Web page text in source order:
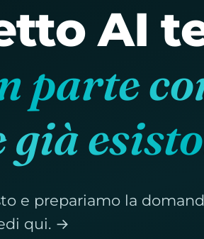
AI
parte
già
e prepariamo la
qui. →